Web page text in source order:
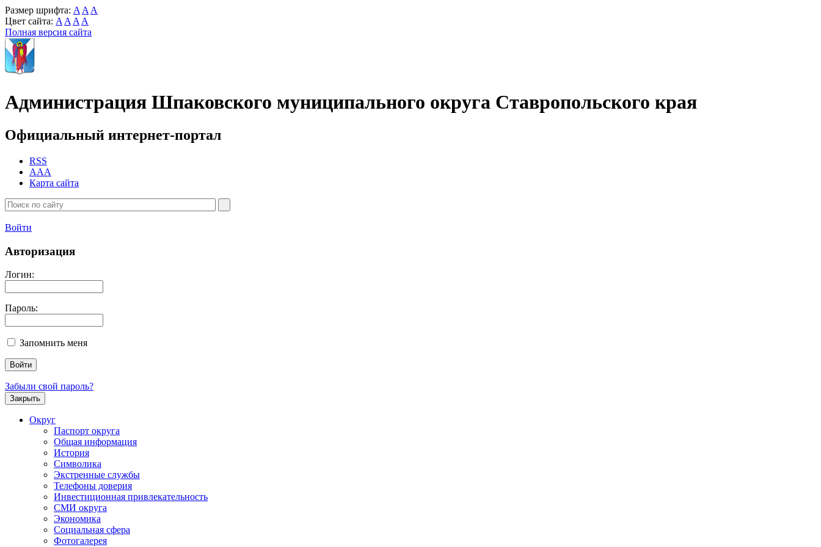
Размер шрифта: A A A
Цвет сайта: A A A A
Полная версия сайта
Администрация Шпаковского муниципального округа Ставропольского края
Официальный интернет-портал
RSS
AAA
Карта сайта
Войти
Авторизация
Логин:
Пароль:
Запомнить меня
Забыли свой пароль?
Закрыть
Округ
Паспорт округа
Общая информация
История
Символика
Экстренные службы
Телефоны доверия
Инвестиционная привлекательность
СМИ округа
Экономика
Социальная сфера
Фотогалерея